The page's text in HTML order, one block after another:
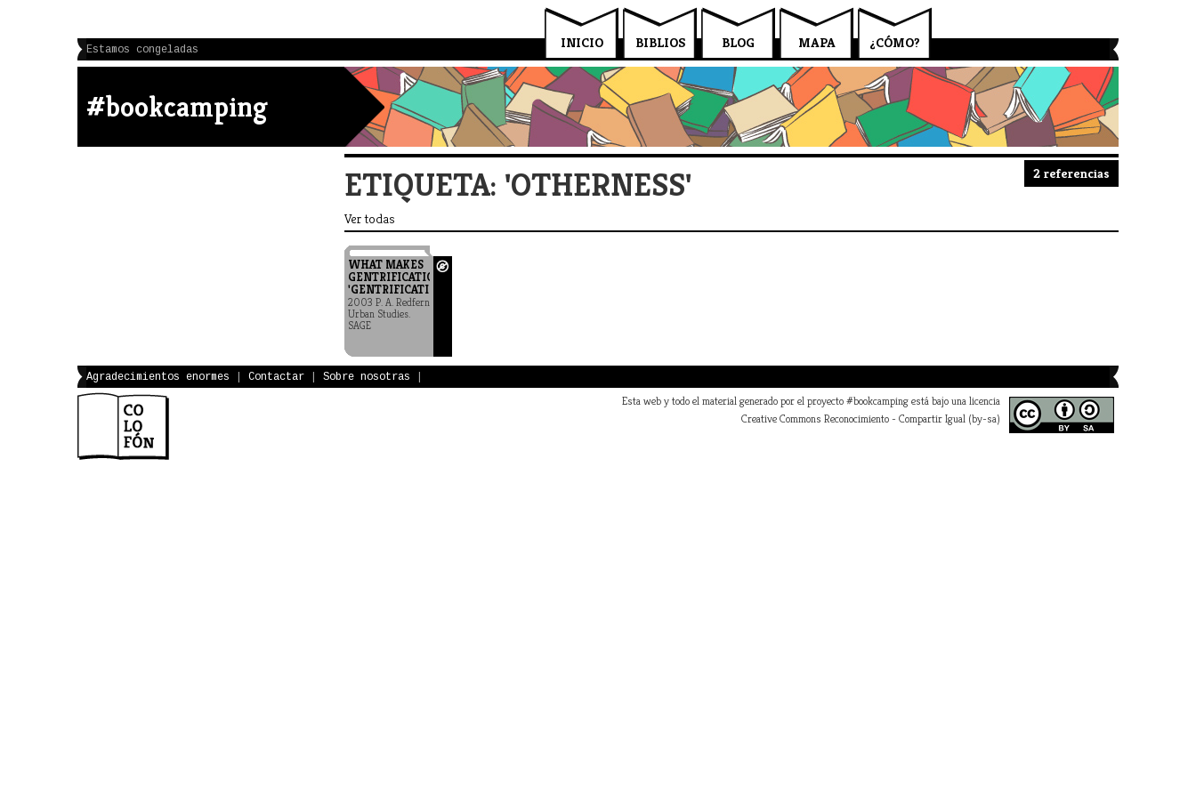
¿CÓMO?
MAPA
BLOG
BIBLIOS
INICIO
Estamos congeladas
#bookcamping
2 referencias
ETIQUETA: 'OTHERNESS'
Ver todas
WHAT MAKES
GENTRIFICATION
'GENTRIFICATION'?
2003 P. A. Redfern
Urban Studies.
SAGE
Agradecimientos enormes Contactar Sobre nosotras
Esta web y todo el material generado por el proyecto #bookcamping está bajo una licencia
Creative Commons Reconocimiento - Compartir Igual (by-sa)